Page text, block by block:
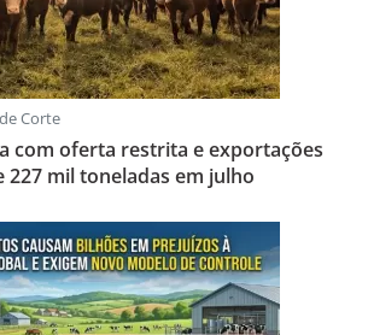
Corte
com oferta restrita e exportações
227 mil toneladas em julho